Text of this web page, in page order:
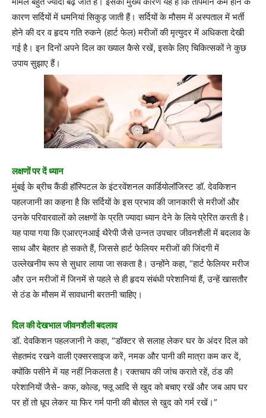
कारण सर्दियों में धमनियां सिकुड़ जाती हैं। सर्दियों के मौसम में अस्पताल में भर्ती
होने की दर व हृदय गति रुकने (हार्ट फेल) मरीजों की मृत्युदर में अधिकता देखी
गई है। इन दिनों अपने दिल का ख्याल कैसे रखें, इसके लिए चिकित्सकों ने कुछ
उपाय सुझाए हैं।
लक्षणों पर दें ध्यान
मुंबई के ब्रीच कैंडी हॉस्पिटल के इंटरवेंशनल कार्डियोलॉजिस्ट डॉ. देवकिशन
पहलजानी का कहना है कि सर्दियों के इस प्रभाव की जानकारी से मरीजों और
उनके परिवारवालों को लक्षणों के प्रति ज्यादा ध्यान देने के लिये प्रेरित करती है।
यह पाया गया कि एआरएनआई थैरेपी जैसे उन्नत उपचार जीवनशैली में बदलाव के
साथ और बेहतर हो सकते हैं, जिससे हार्ट फेलियर मरीजों की जिंदगी में
उल्लेखनीय रूप से सुधार लाया जा सकता है। उन्होंने कहा, “हार्ट फेलियर मरीज
और उन मरीजों में जिनमें से पहले से ही हृदय संबंधी परेशानियां हैं, उन्हें खासतौर
से ठंड के मौसम में सावधानी बरतनी चाहिए।
दिल की देखभाल जीवनशैली बदलाव
डॉ. देवकिशन पहलजानी ने कहा, “डॉक्टर से सलाह लेकर घर के अंदर दिल को
सेहतमंद रखने वाली एक्सरसाइज करें, नमक और पानी की मात्रा कम कर दें,
क्योंकि पसीने में यह नहीं निकलता है। रक्तचाप की जांच कराते रहें, ठंड की
परेशानियों जैसे- कफ, कोल्ड, फ्लू आदि से खुद को बचाए रखें और जब आप घर
पर हों तो धूप लेकर या फिर गर्म पानी की बोतल से खुद को गर्म रखें।”